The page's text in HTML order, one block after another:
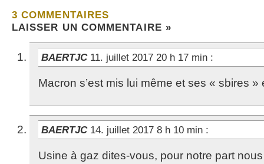
3 COMMENTAIRES
LAISSER UN COMMENTAIRE »
BAERTJC 11. juillet 2017 20 h 17 min :
Macron s’est mis lui même et ses « sbires
BAERTJC 14. juillet 2017 8 h 10 min :
Usine à gaz dites-vous, pour notre part